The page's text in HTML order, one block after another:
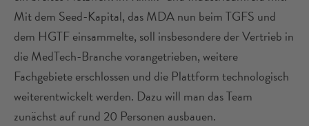
Mit dem Seed-Kapital, das MDA nun beim TGFS und
dem HGTF einsammelte, soll insbesondere der Vertrieb in
die MedTech-Branche vorangetrieben, weitere
Fachgebiete erschlossen und die Plattform technologisch
weiterentwickelt werden. Dazu will man das Team
zunächst auf rund 20 Personen ausbauen.